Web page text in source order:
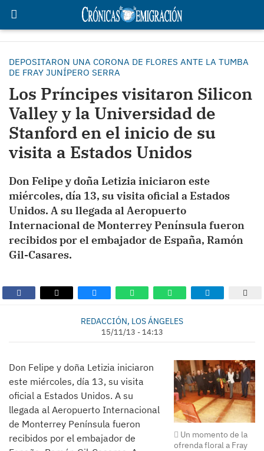
DEPOSITARON UNA CORONA DE FLORES ANTE LA TUMBA
DE FRAY JUNÍPERO SERRA
Los Príncipes visitaron Silicon
Valley y la Universidad de
Stanford en el inicio de su
visita a Estados Unidos
Don Felipe y doña Letizia iniciaron este
miércoles, día 13, su visita oficial a Estados
Unidos. A su llegada al Aeropuerto
Internacional de Monterrey Península fueron
recibidos por el embajador de España, Ramón
Gil-Casares.
REDACCIÓN, LOS ÁNGELES
15/11/13 - 14:13
Un momento de la
ofrenda floral a Fray
Don Felipe y doña Letizia iniciaron
este miércoles, día 13, su visita
oficial a Estados Unidos. A su
llegada al Aeropuerto Internacional
de Monterrey Península fueron
recibidos por el embajador de